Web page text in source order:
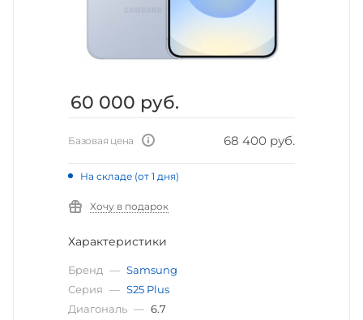
60 000 руб.
Базовая цена 68 400 руб.
На складе (от 1 дня)
Хочу в подарок
Характеристики
Бренд — Samsung
Серия — S25 Plus
Диагональ — 6.7